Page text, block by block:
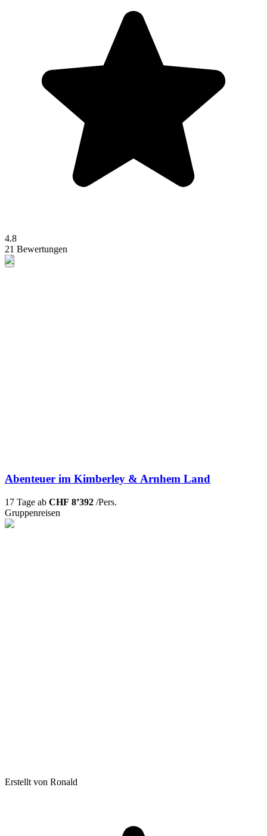
4.8
21 Bewertungen
Abenteuer im Kimberley & Arnhem Land
17 Tage ab CHF 8’392 /Pers.
Gruppenreisen
Erstellt von Ronald